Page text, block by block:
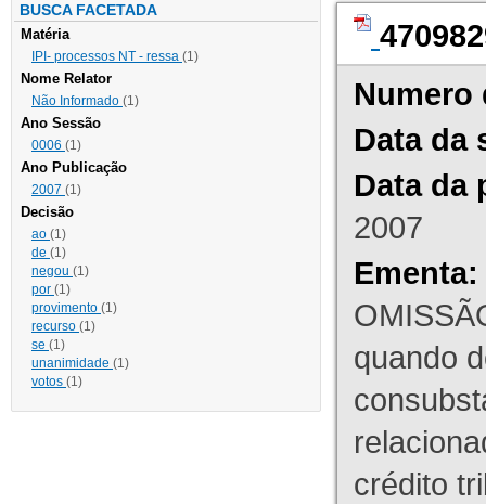
BUSCA FACETADA
Matéria
IPI- processos NT - ressa (1)
Nome Relator
Não Informado (1)
Ano Sessão
0006 (1)
Ano Publicação
2007 (1)
Decisão
ao (1)
de (1)
negou (1)
por (1)
provimento (1)
recurso (1)
se (1)
unanimidade (1)
votos (1)
Numero
Data da
Data da
2007
Ementa:
quando
crédito